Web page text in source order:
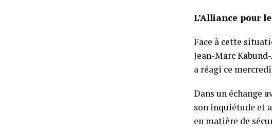
L’Alliance pour
Face à cette
Jean-Marc
a réagi ce
Dans un échange
son inquiétude et
en matière de